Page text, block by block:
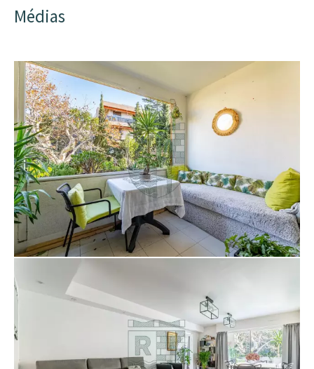
Médias